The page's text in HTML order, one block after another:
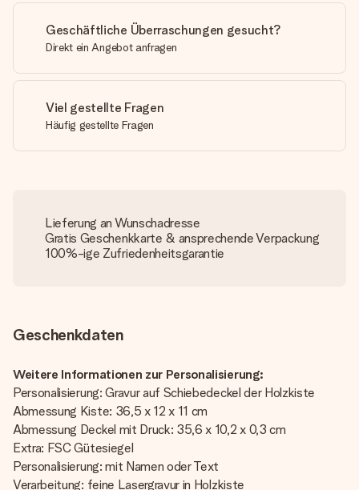
Geschäftliche Überraschungen gesucht?
Direkt ein Angebot anfragen
Viel gestellte Fragen
Häufig gestellte Fragen
Lieferung an Wunschadresse
Gratis Geschenkkarte & ansprechende Verpackung
100%-ige Zufriedenheitsgarantie
Geschenkdaten
Weitere Informationen zur Personalisierung:
Personalisierung: Gravur auf Schiebedeckel der Holzkiste
Abmessung Kiste: 36,5 x 12 x 11 cm
Abmessung Deckel mit Druck: 35,6 x 10,2 x 0,3 cm
Extra: FSC Gütesiegel
Personalisierung: mit Namen oder Text
Verarbeitung: feine Lasergravur in Holzkiste